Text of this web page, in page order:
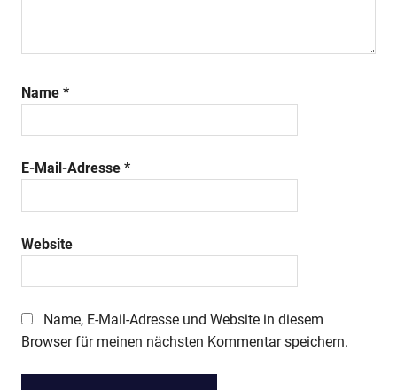
Name *
E-Mail-Adresse *
Website
Name, E-Mail-Adresse und Website in diesem
Browser für meinen nächsten Kommentar speichern.